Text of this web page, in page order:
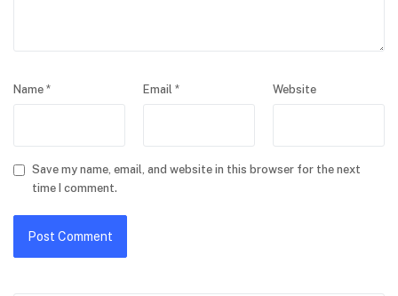
Name * Email * Website
Save my name, email, and website in this browser for the next
time I comment.